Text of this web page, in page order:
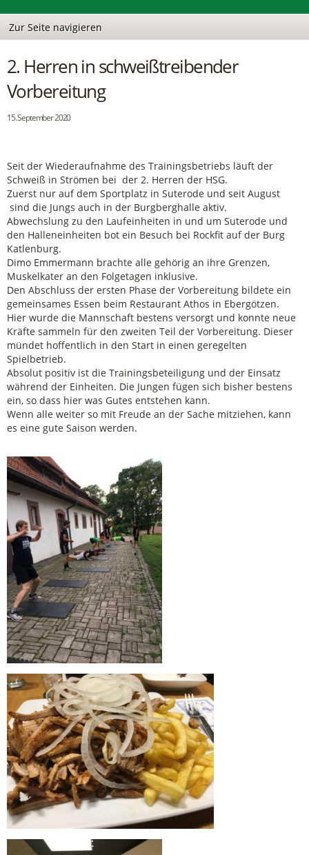
2. Herren in schweißtreibender
Vorbereitung
15. September 2020
Seit der Wiederaufnahme des Trainingsbetriebs läuft der
Schweiß in Strömen bei der 2. Herren der HSG.
Zuerst nur auf dem Sportplatz in Suterode und seit August
sind die Jungs auch in der Burgberghalle aktiv.
Abwechslung zu den Laufeinheiten in und um Suterode und
den Halleneinheiten bot ein Besuch bei Rockfit auf der Burg
Katlenburg.
Dimo Emmermann brachte alle gehörig an ihre Grenzen,
Muskelkater an den Folgetagen inklusive.
Den Abschluss der ersten Phase der Vorbereitung bildete ein
gemeinsames Essen beim Restaurant Athos in Ebergötzen.
Hier wurde die Mannschaft bestens versorgt und konnte neue
Kräfte sammeln für den zweiten Teil der Vorbereitung. Dieser
mündet hoffentlich in den Start in einen geregelten
Spielbetrieb.
Absolut positiv ist die Trainingsbeteiligung und der Einsatz
während der Einheiten. Die Jungen fügen sich bisher bestens
ein, so dass hier was Gutes entstehen kann.
Wenn alle weiter so mit Freude an der Sache mitziehen, kann
es eine gute Saison werden.